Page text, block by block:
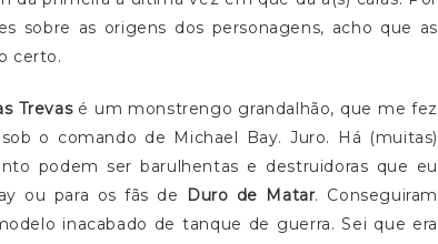
sobre as origens dos personagens, acho que as
certo.
Trevasé um monstrengo grandalhão, que me fez
o comando de Michael Bay. Juro. Há (muitas)
podem ser barulhentas e destruidoras que eu
ou para os fãs de
Duro de Matar. Conseguiram
inacabado de tanque de guerra. Sei que era